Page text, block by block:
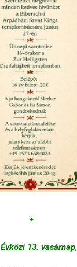
*
Évközi 13. vasárnap,